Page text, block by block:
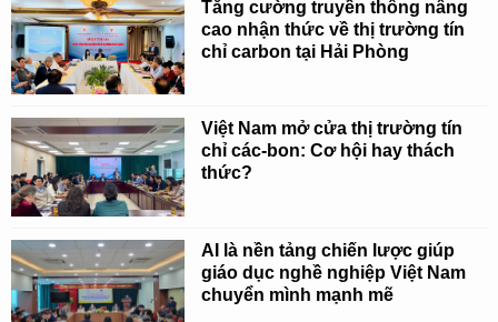
Tăng cường truyền thông nâng
cao nhận thức về thị trường tín
chỉ carbon tại Hải Phòng
Việt Nam mở cửa thị trường tín
chỉ các-bon: Cơ hội hay thách
thức?
AI là nền tảng chiến lược giúp
giáo dục nghề nghiệp Việt Nam
chuyển mình mạnh mẽ